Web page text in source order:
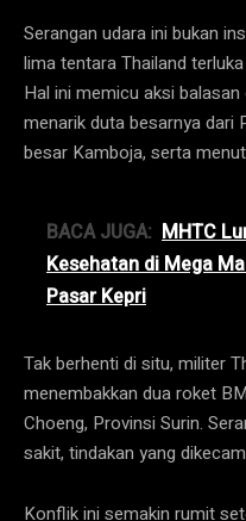
Serangan udara ini bukan
lima tentara Thailand
Hal ini memicu aksi
menarik duta besarnya dari
besar Kamboja, serta
BACA JUGA: MHTC
Kesehatan di Mega
Pasar Kepri
Tak berhenti di situ, militer
menembakkan dua roket
Choeng, Provinsi Surin.
sakit, tindakan yang
Konflik ini semakin rumit